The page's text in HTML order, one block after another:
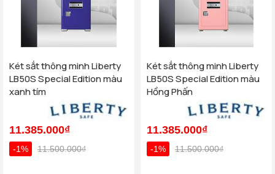
Két sắt thông minh Liberty
LB50S Special Edition màu
xanh tím
11.385.000₫
-1% 11.500.000₫
Két sắt thông minh Liberty
LB50S Special Edition màu
Hồng Phấn
11.385.000₫
-1% 11.500.000₫